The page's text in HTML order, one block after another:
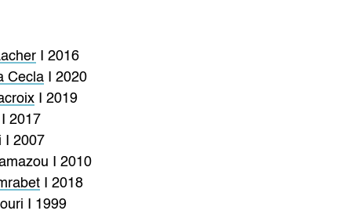
I 2016
CeclaI 2020
I 2019
I 2017
I 2007
I 2010
I 2018
I 1999